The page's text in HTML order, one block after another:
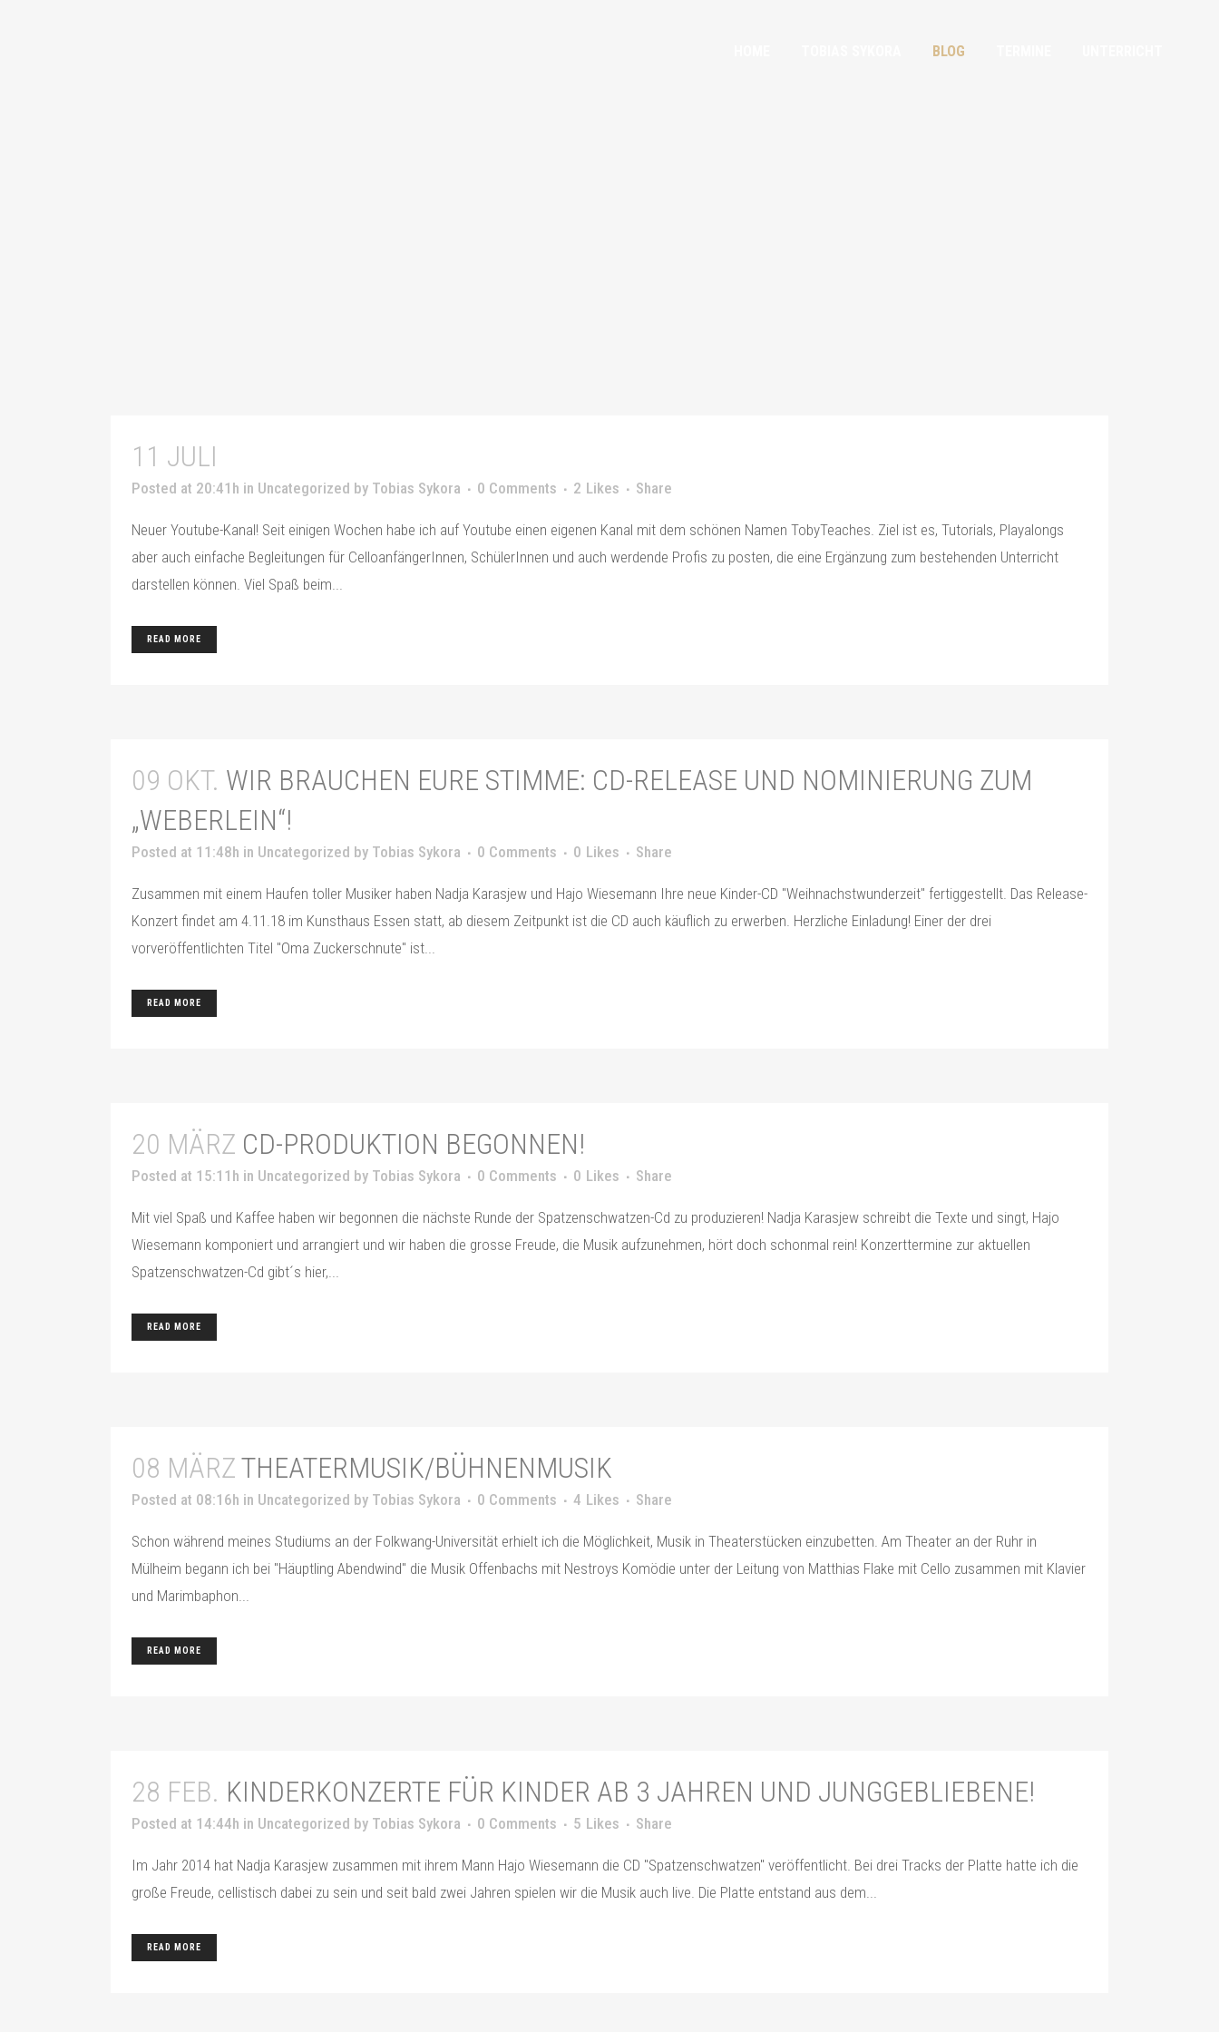
BLOG
11 JULI
Posted at 20:41h in Uncategorized by Tobias Sykora 0 Comments 2 Likes Share
Neuer Youtube-Kanal! Seit einigen Wochen habe ich auf Youtube einen eigenen Kanal mit dem schönen Namen TobyTeaches. Ziel ist es, Tutorials, Playalongs
aber auch einfache Begleitungen für CelloanfängerInnen, SchülerInnen und auch werdende Profis zu posten, die eine Ergänzung zum bestehenden Unterricht
darstellen können. Viel Spaß beim...
READ MORE
09 OKT. WIR BRAUCHEN EURE STIMME: CD-RELEASE UND NOMINIERUNG ZUM
„WEBERLEIN“!
Posted at 11:48h in Uncategorized by Tobias Sykora 0 Comments 0 Likes Share
Zusammen mit einem Haufen toller Musiker haben Nadja Karasjew und Hajo Wiesemann Ihre neue Kinder-CD "Weihnachstwunderzeit" fertiggestellt. Das Release-
Konzert findet am 4.11.18 im Kunsthaus Essen statt, ab diesem Zeitpunkt ist die CD auch käuflich zu erwerben. Herzliche Einladung! Einer der drei
vorveröffentlichten Titel "Oma Zuckerschnute" ist...
READ MORE
20 MÄRZ CD-PRODUKTION BEGONNEN!
Posted at 15:11h in Uncategorized by Tobias Sykora 0 Comments 0 Likes Share
Mit viel Spaß und Kaffee haben wir begonnen die nächste Runde der Spatzenschwatzen-Cd zu produzieren! Nadja Karasjew schreibt die Texte und singt, Hajo
Wiesemann komponiert und arrangiert und wir haben die grosse Freude, die Musik aufzunehmen, hört doch schonmal rein! Konzerttermine zur aktuellen
Spatzenschwatzen-Cd gibt´s hier,...
READ MORE
08 MÄRZTHEATERMUSIK/BÜHNENMUSIK
Posted at 08:16h in Uncategorized by Tobias Sykora 0 Comments 4 Likes Share
Schon während meines Studiums an der Folkwang-Universität erhielt ich die Möglichkeit, Musik in Theaterstücken einzubetten. Am Theater an der Ruhr in
Mülheim begann ich bei "Häuptling Abendwind" die Musik Offenbachs mit Nestroys Komödie unter der Leitung von Matthias Flake mit Cello zusammen mit Klavier
und Marimbaphon...
READ MORE
28 FEB. KINDERKONZERTE FÜR KINDER AB 3 JAHREN UND JUNGGEBLIEBENE!
Posted at 14:44h in Uncategorized by Tobias Sykora 0 Comments 5 Likes Share
Im Jahr 2014 hat Nadja Karasjew zusammen mit ihrem Mann Hajo Wiesemann die CD "Spatzenschwatzen" veröffentlicht. Bei drei Tracks der Platte hatte ich die
große Freude, cellistisch dabei zu sein und seit bald zwei Jahren spielen wir die Musik auch live. Die Platte entstand aus dem...
READ MORE